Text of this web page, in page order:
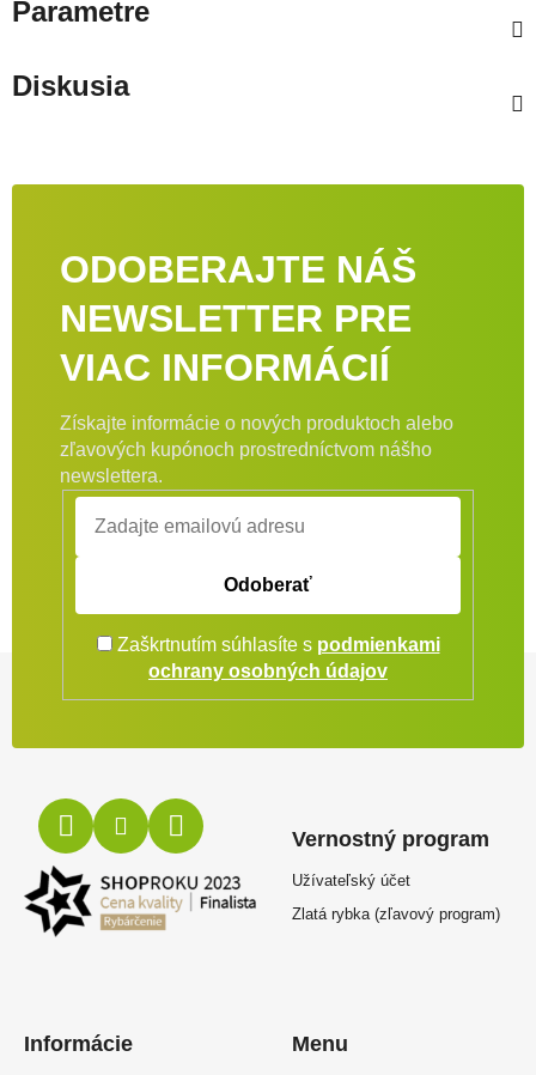
Parametre
Diskusia
ODOBERAJTE NÁŠ
NEWSLETTER PRE
VIAC INFORMÁCIÍ
Získajte informácie o nových produktoch alebo
zľavových kupónoch prostredníctvom nášho
newslettera.
Odoberať
Zaškrtnutím súhlasíte s podmienkami
ochrany osobných údajov
Informácie
Vernostný program
Užívateľský účet
Zlatá rybka (zľavový program)
Menu